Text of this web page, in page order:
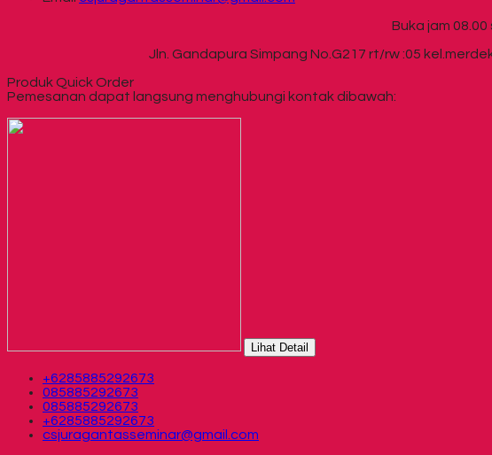
Buka jam
Jln. Gandapura Simpang No.G217 rt/rw :05
Produk Quick Order
Pemesanan dapat langsung menghubungi kontak dibawah:
Lihat Detail
+6285885292673
085885292673
085885292673
+6285885292673
csjuragantasseminar@gmail.com